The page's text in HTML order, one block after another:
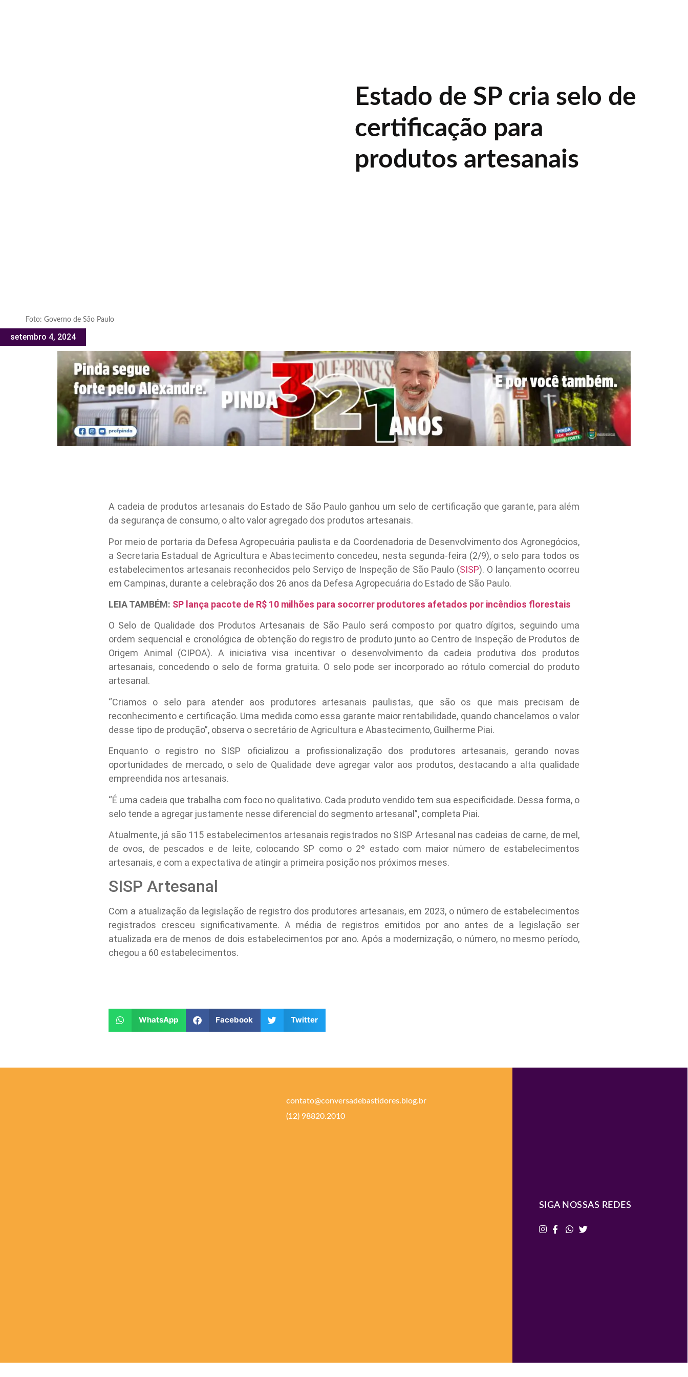
Foto: Governo de São Paulo
setembro 4, 2024
Estado de SP cria selo de
certificação para
produtos artesanais
A cadeia de produtos artesanais do Estado de São Paulo ganhou um selo de certificação que garante, para além
da segurança de consumo, o alto valor agregado dos produtos artesanais.
Por meio de portaria da Defesa Agropecuária paulista e da Coordenadoria de Desenvolvimento dos Agronegócios,
a Secretaria Estadual de Agricultura e Abastecimento concedeu, nesta segunda-feira (2/9), o selo para todos os
estabelecimentos artesanais reconhecidos pelo Serviço de Inspeção de São Paulo (SISP). O lançamento ocorreu
em Campinas, durante a celebração dos 26 anos da Defesa Agropecuária do Estado de São Paulo.
LEIA TAMBÉM: SP lança pacote de R$ 10 milhões para socorrer produtores afetados por incêndios florestais
O Selo de Qualidade dos Produtos Artesanais de São Paulo será composto por quatro dígitos, seguindo uma
ordem sequencial e cronológica de obtenção do registro de produto junto ao Centro de Inspeção de Produtos de
Origem Animal (CIPOA). A iniciativa visa incentivar o desenvolvimento da cadeia produtiva dos produtos
artesanais, concedendo o selo de forma gratuita. O selo pode ser incorporado ao rótulo comercial do produto
artesanal.
“Criamos o selo para atender aos produtores artesanais paulistas, que são os que mais precisam de
reconhecimento e certificação. Uma medida como essa garante maior rentabilidade, quando chancelamos o valor
desse tipo de produção”, observa o secretário de Agricultura e Abastecimento, Guilherme Piai.
Enquanto o registro no SISP oficializou a profissionalização dos produtores artesanais, gerando novas
oportunidades de mercado, o selo de Qualidade deve agregar valor aos produtos, destacando a alta qualidade
empreendida nos artesanais.
“É uma cadeia que trabalha com foco no qualitativo. Cada produto vendido tem sua especificidade. Dessa forma, o
selo tende a agregar justamente nesse diferencial do segmento artesanal”, completa Piai.
Atualmente, já são 115 estabelecimentos artesanais registrados no SISP Artesanal nas cadeias de carne, de mel,
de ovos, de pescados e de leite, colocando SP como o 2º estado com maior número de estabelecimentos
artesanais, e com a expectativa de atingir a primeira posição nos próximos meses.
SISP Artesanal
Com a atualização da legislação de registro dos produtores artesanais, em 2023, o número de estabelecimentos
registrados cresceu significativamente. A média de registros emitidos por ano antes de a legislação ser
atualizada era de menos de dois estabelecimentos por ano. Após a modernização, o número, no mesmo período,
chegou a 60 estabelecimentos.
WhatsApp Facebook Twitter
contato@conversadebastidores.blog.br
(12) 98820.2010
SIGA NOSSAS REDES